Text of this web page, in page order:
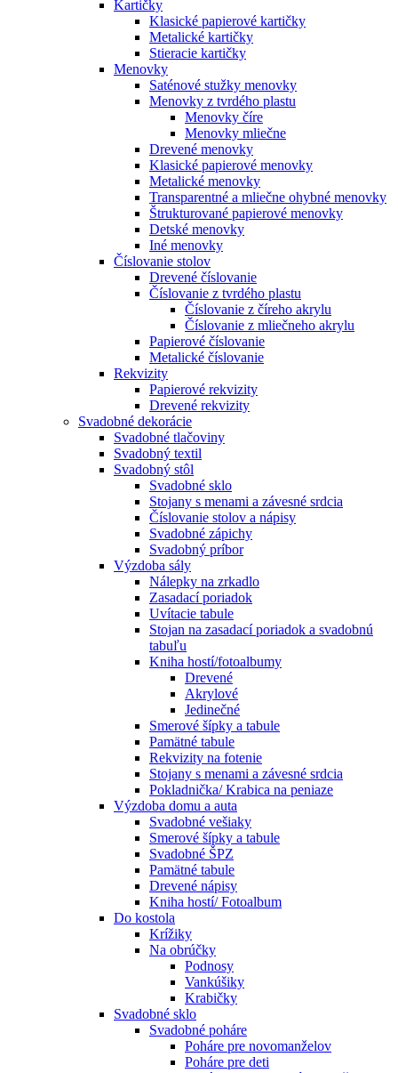
Kartičky
Klasické papierové kartičky
Metalické kartičky
Stieracie kartičky
Menovky
Saténové stužky menovky
Menovky z tvrdého plastu
Menovky číre
Menovky mliečne
Drevené menovky
Klasické papierové menovky
Metalické menovky
Transparentné a mliečne ohybné menovky
Štrukturované papierové menovky
Detské menovky
Iné menovky
Číslovanie stolov
Drevené číslovanie
Číslovanie z tvrdého plastu
Číslovanie z číreho akrylu
Číslovanie z mliečneho akrylu
Papierové číslovanie
Metalické číslovanie
Rekvizity
Papierové rekvizity
Drevené rekvizity
Svadobné dekorácie
Svadobné tlačoviny
Svadobný textil
Svadobný stôl
Svadobné sklo
Stojany s menami a závesné srdcia
Číslovanie stolov a nápisy
Svadobné zápichy
Svadobný príbor
Výzdoba sály
Nálepky na zrkadlo
Zasadací poriadok
Uvítacie tabule
Stojan na zasadací poriadok a svadobnú
tabuľu
Kniha hostí/fotoalbumy
Drevené
Akrylové
Jedinečné
Smerové šípky a tabule
Pamätné tabule
Rekvizity na fotenie
Stojany s menami a závesné srdcia
Pokladnička/ Krabica na peniaze
Výzdoba domu a auta
Svadobné vešiaky
Smerové šípky a tabule
Svadobné ŠPZ
Pamätné tabule
Drevené nápisy
Kniha hostí/ Fotoalbum
Do kostola
Krížiky
Na obrúčky
Podnosy
Vankúšiky
Krabičky
Svadobné sklo
Svadobné poháre
Poháre pre novomanželov
Poháre pre deti